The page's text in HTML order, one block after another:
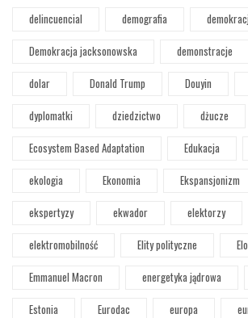
delincuencial demografia
Demokracja jacksonowska
demonstracje
dolar
Donald Trump Douyin
dyplomatki
dziedzictwo
dżucze
Ecosystem Based Adaptation
Edukacja
ekologia
Ekonomia Ekspansjonizm
ekspertyzy
ekwador
elektorzy
elektromobilność
Elity polityczne
Emmanuel Macron
energetyka jądrowa
Estonia
Eurodac europa